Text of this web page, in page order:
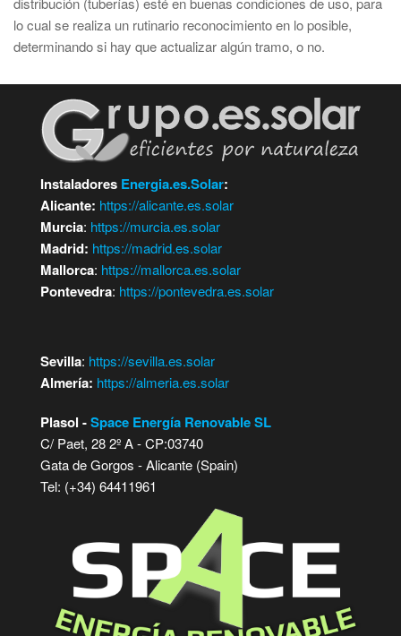
lo cual se realiza un rutinario reconocimiento en lo posible,
determinando si hay que actualizar algún tramo, o no.
Instaladores Energia.es.Solar:
Alicante: https://alicante.es.solar
Murcia: https://murcia.es.solar
Madrid: https://madrid.es.solar
Mallorca: https://mallorca.es.solar
Pontevedra: https://pontevedra.es.solar
Sevilla: https://sevilla.es.solar
Almería: https://almeria.es.solar
Plasol -Space Energía Renovable SL
C/ Paet, 28 2º A - CP:03740
Gata de Gorgos - Alicante (Spain)
Tel: (+34) 64411961